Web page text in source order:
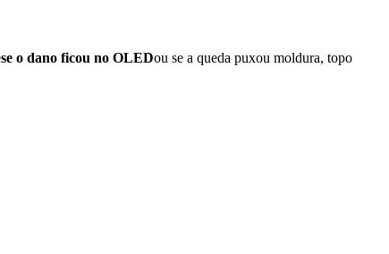
se o dano ficou no OLEDou se a queda puxou moldura, topo